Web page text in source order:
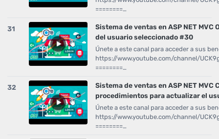
========…
31
Sistema de ventas en ASP NET
del usuario seleccionado #30
Únete a este canal para acceder a sus
https://www.youtube.com/channel/
========…
32
Sistema de ventas en ASP NET MVC
procedimientos para actualizar el
Únete a este canal para acceder a sus
https://www.youtube.com/channel/
========…